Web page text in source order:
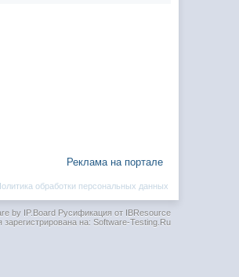
Реклама на портале
обработки персональных данных
by IP.BoardРусификация от IBResource
зарегистрирована на: Software-Testing.Ru